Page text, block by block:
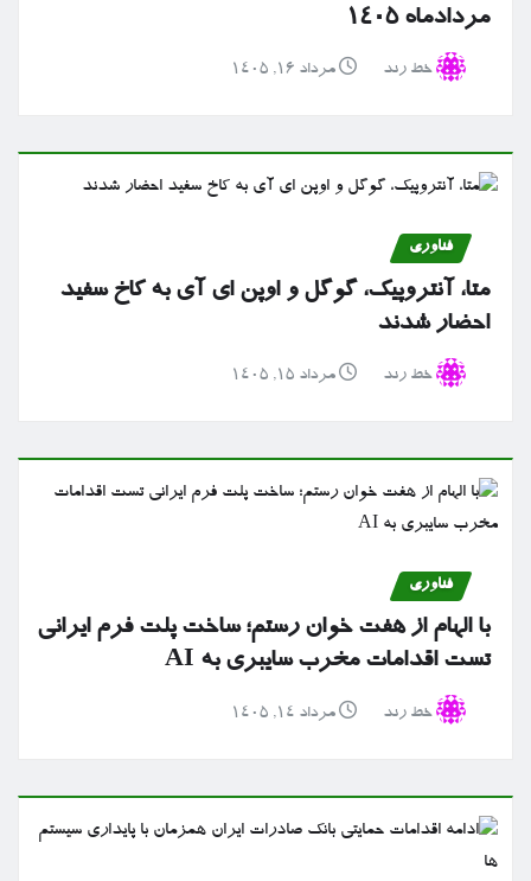
مردادماه ۱۴۰۵
خط رند مرداد ۱۶, ۱۴۰۵
فناوری
متا، آنتروپیک، گوگل و اوپن ای آی به کاخ سفید
احضار شدند
خط رند مرداد ۱۵, ۱۴۰۵
فناوری
با الهام از هفت خوان رستم؛ ساخت پلت فرم ایرانی
تست اقدامات مخرب سایبری به AI
خط رند مرداد ۱۴, ۱۴۰۵